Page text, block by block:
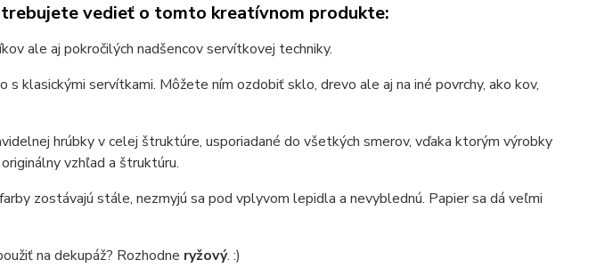
vedieť o tomto kreatívnom produkte:
ale aj pokročilých nadšencov servítkovej techniky.
s klasickými servítkami. Môžete ním ozdobiť sklo, drevo ale aj na iné povrchy, ako kov,
hrúbky v celej štruktúre, usporiadané do všetkých smerov, vďaka ktorým výrobky
vzhľad a štruktúru.
zostávajú stále, nezmyjú sa pod vplyvom lepidla a nevyblednú. Papier sa dá veľmi
na dekupáž? Rozhodne ryžový. :)